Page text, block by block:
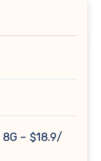
– $18.9/